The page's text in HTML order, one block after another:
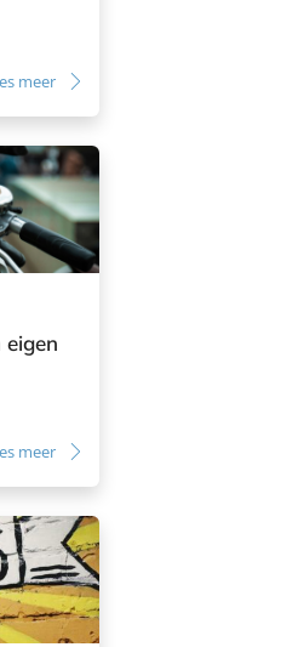
meer
eigen
meer